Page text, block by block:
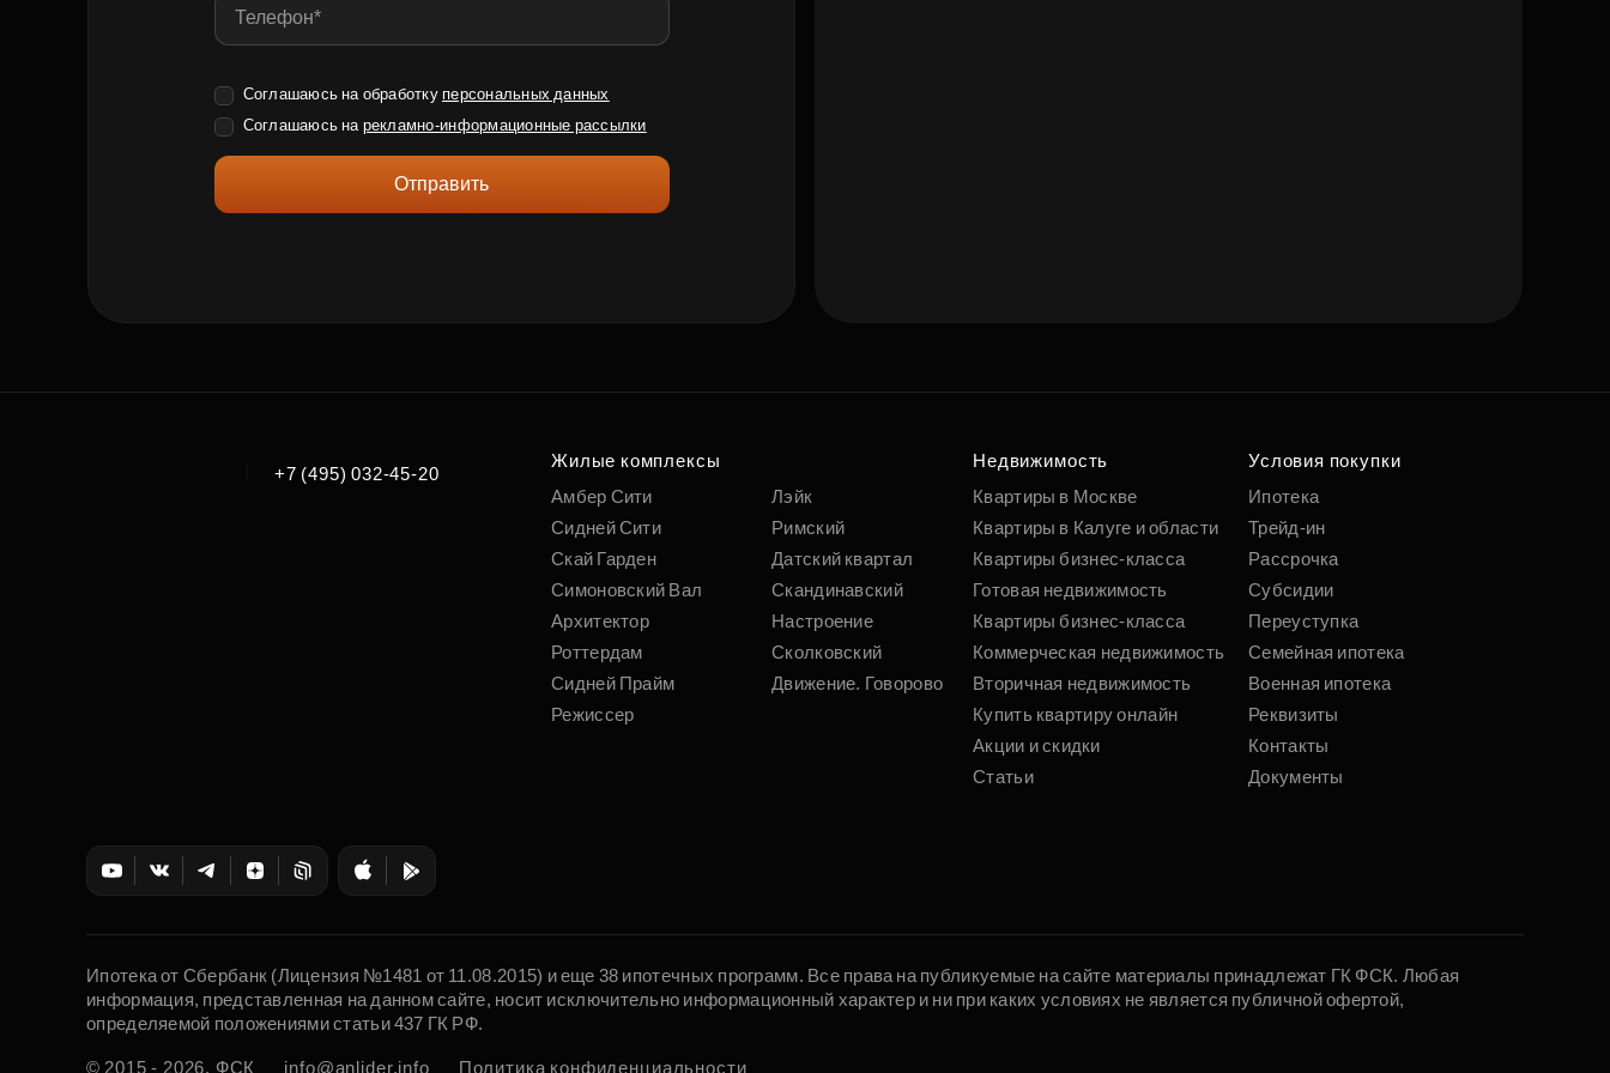
Соглашаюсь на обработку персональных данных
Соглашаюсь на рекламно-информационные рассылки
Отправить
+7 (495) 032-45-20
Жилые комплексы
Амбер Сити
Сидней Сити
Скай Гарден
Симоновский Вал
Архитектор
Роттердам
Сидней Прайм
Режиссер
Лэйк
Римский
Датский квартал
Скандинавский
Настроение
Сколковский
Движение. Говорово
Недвижимость
Квартиры в Москве
Квартиры в Калуге и области
Квартиры бизнес-класса
Готовая недвижимость
Квартиры бизнес-класса
Коммерческая недвижимость
Вторичная недвижимость
Купить квартиру онлайн
Акции и скидки
Статьи
Условия покупки
Ипотека
Трейд-ин
Рассрочка
Субсидии
Переуступка
Семейная ипотека
Военная ипотека
Реквизиты
Контакты
Документы
Ипотека от Сбербанк (Лицензия №1481 от 11.08.2015) и еще 38 ипотечных программ. Все права на публикуемые на сайте материалы принадлежат ГК ФСК. Любая
информация, представленная на данном сайте, носит исключительно информационный характер и ни при каких условиях не является публичной офертой,
определяемой положениями статьи 437 ГК РФ.
© 2015 - 2026. ФСК info@anlider.info Политика конфиденциальности